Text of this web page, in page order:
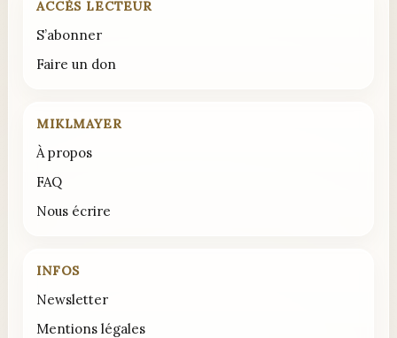
ACCÈS LECTEUR
S’abonner
Faire un don
MIKLMAYER
À propos
FAQ
Nous écrire
INFOS
Newsletter
Mentions légales